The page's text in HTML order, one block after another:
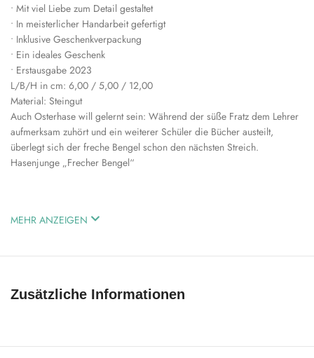
• Mit viel Liebe zum Detail gestaltet
• In meisterlicher Handarbeit gefertigt
• Inklusive Geschenkverpackung
• Ein ideales Geschenk
• Erstausgabe 2023
L/B/H in cm: 6,00 / 5,00 / 12,00
Material: Steingut
Auch Osterhase will gelernt sein: Während der süße Fratz dem Lehrer
aufmerksam zuhört und ein weiterer Schüler die Bücher austeilt,
überlegt sich der freche Bengel schon den nächsten Streich.
Hasenjunge „Frecher Bengel“
MEHR ANZEIGEN
Zusätzliche Informationen